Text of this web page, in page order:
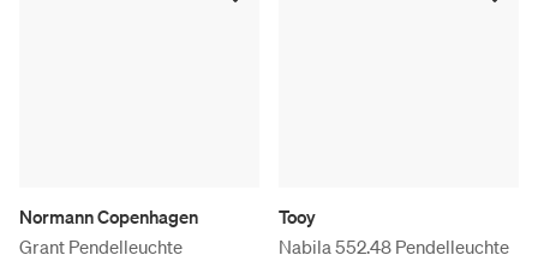
Normann Copenhagen
Grant Pendelleuchte
Tooy
Nabila 552.48 Pendelleuchte